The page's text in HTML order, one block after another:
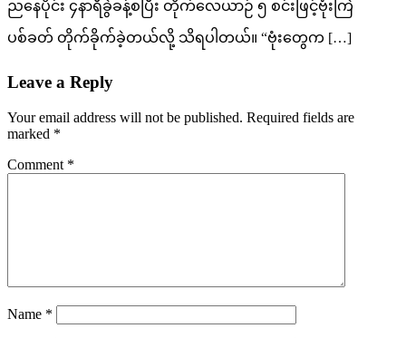
ညနေပိုင်း ၄နာရီခွဲခန့်စပြီး တိုက်လေယာဉ် ၅ စင်းဖြင့်ဗုံးကြဲ
ပစ်ခတ် တိုက်ခိုက်ခဲ့တယ်လို့ သိရပါတယ်။ “ဗုံးတွေက […]
Leave a Reply
Your email address will not be published. Required fields are
marked *
Comment *
Name *